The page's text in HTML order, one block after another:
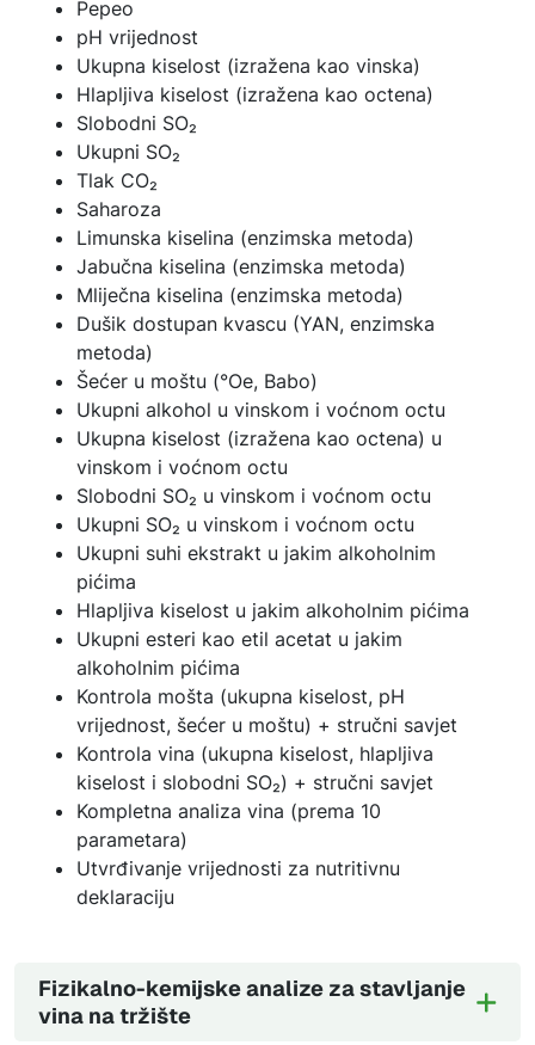
Pepeo
pH vrijednost
Ukupna kiselost (izražena kao vinska)
Hlapljiva kiselost (izražena kao octena)
Slobodni SO₂
Ukupni SO₂
Tlak CO₂
Saharoza
Limunska kiselina (enzimska metoda)
Jabučna kiselina (enzimska metoda)
Mliječna kiselina (enzimska metoda)
Dušik dostupan kvascu (YAN, enzimska
metoda)
Šećer u moštu (°Oe, Babo)
Ukupni alkohol u vinskom i voćnom octu
Ukupna kiselost (izražena kao octena) u
vinskom i voćnom octu
Slobodni SO₂ u vinskom i voćnom octu
Ukupni SO₂ u vinskom i voćnom octu
Ukupni suhi ekstrakt u jakim alkoholnim
pićima
Hlapljiva kiselost u jakim alkoholnim pićima
Ukupni esteri kao etil acetat u jakim
alkoholnim pićima
Kontrola mošta (ukupna kiselost, pH
vrijednost, šećer u moštu) + stručni savjet
Kontrola vina (ukupna kiselost, hlapljiva
kiselost i slobodni SO₂) + stručni savjet
Kompletna analiza vina (prema 10
parametara)
Utvrđivanje vrijednosti za nutritivnu
deklaraciju
Fizikalno-kemijske analize za stavljanje
vina na tržište